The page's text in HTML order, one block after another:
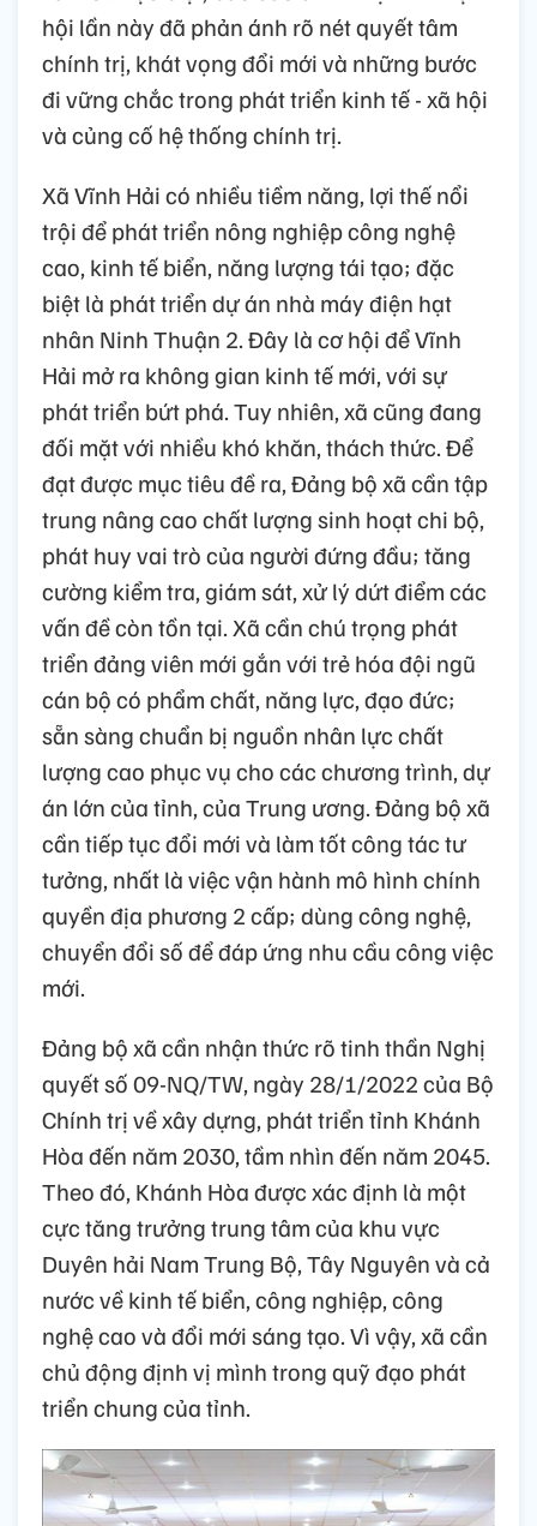
hội lần này đã phản ánh rõ nét quyết tâm
chính trị, khát vọng đổi mới và những bước
đi vững chắc trong phát triển kinh tế - xã hội
và củng cố hệ thống chính trị.
Xã Vĩnh Hải có nhiều tiềm năng, lợi thế nổi
trội để phát triển nông nghiệp công nghệ
cao, kinh tế biển, năng lượng tái tạo; đặc
biệt là phát triển dự án nhà máy điện hạt
nhân Ninh Thuận 2. Đây là cơ hội để Vĩnh
Hải mở ra không gian kinh tế mới, với sự
phát triển bứt phá. Tuy nhiên, xã cũng đang
đối mặt với nhiều khó khăn, thách thức. Để
đạt được mục tiêu đề ra, Đảng bộ xã cần tập
trung nâng cao chất lượng sinh hoạt chi bộ,
phát huy vai trò của người đứng đầu; tăng
cường kiểm tra, giám sát, xử lý dứt điểm các
vấn đề còn tồn tại. Xã cần chú trọng phát
triển đảng viên mới gắn với trẻ hóa đội ngũ
cán bộ có phẩm chất, năng lực, đạo đức;
sẵn sàng chuẩn bị nguồn nhân lực chất
lượng cao phục vụ cho các chương trình, dự
án lớn của tỉnh, của Trung ương. Đảng bộ xã
cần tiếp tục đổi mới và làm tốt công tác tư
tưởng, nhất là việc vận hành mô hình chính
quyền địa phương 2 cấp; dùng công nghệ,
chuyển đổi số để đáp ứng nhu cầu công việc
mới.
Đảng bộ xã cần nhận thức rõ tinh thần Nghị
quyết số 09-NQ/TW, ngày 28/1/2022 của Bộ
Chính trị về xây dựng, phát triển tỉnh Khánh
Hòa đến năm 2030, tầm nhìn đến năm 2045.
Theo đó, Khánh Hòa được xác định là một
cực tăng trưởng trung tâm của khu vực
Duyên hải Nam Trung Bộ, Tây Nguyên và cả
nước về kinh tế biển, công nghiệp, công
nghệ cao và đổi mới sáng tạo. Vì vậy, xã cần
chủ động định vị mình trong quỹ đạo phát
triển chung của tỉnh.